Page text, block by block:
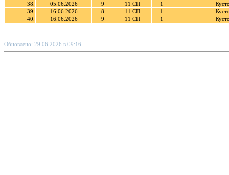
38.
05.06.2026 9 11 СП 1
39.
16.06.2026 8 11 СП 1
40.
16.06.2026 9 11 СП 1
Обновлено: 29.06.2026 в 09:16.